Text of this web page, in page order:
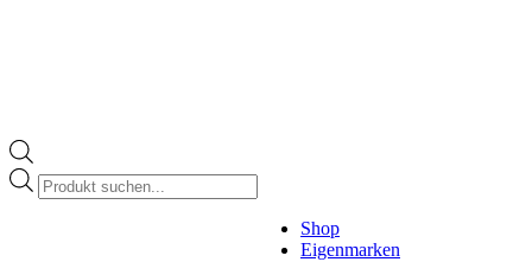
Products
search
Shop
Eigenmarken